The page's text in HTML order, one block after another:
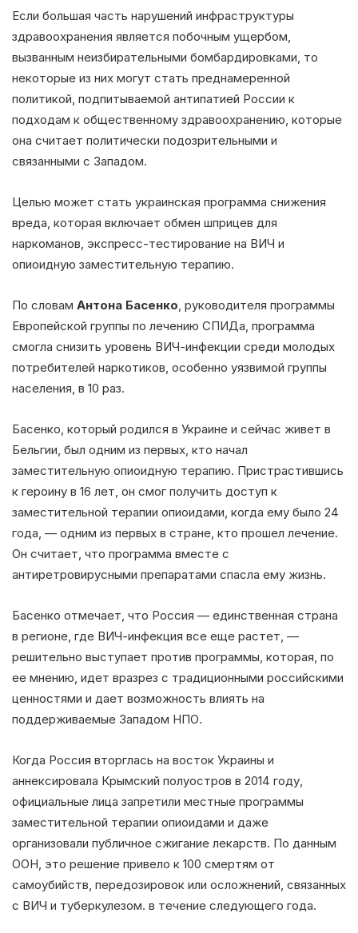
Если большая часть нарушений инфраструктуры
здравоохранения является побочным ущербом,
вызванным неизбирательными бомбардировками, то
некоторые из них могут стать преднамеренной
политикой, подпитываемой антипатией России к
подходам к общественному здравоохранению, которые
она считает политически подозрительными и
связанными с Западом.
Целью может стать украинская программа снижения
вреда, которая включает обмен шприцев для
наркоманов, экспресс-тестирование на ВИЧ и
опиоидную заместительную терапию.
По словам Антона Басенко , руководителя программы
Европейской группы по лечению СПИДа, программа
смогла снизить уровень ВИЧ-инфекции среди молодых
потребителей наркотиков, особенно уязвимой группы
населения, в 10 раз.
Басенко, который родился в Украине и сейчас живет в
Бельгии, был одним из первых, кто начал
заместительную опиоидную терапию. Пристрастившись
к героину в 16 лет, он смог получить доступ к
заместительной терапии опиоидами, когда ему было 24
года, — одним из первых в стране, кто прошел лечение.
Он считает, что программа вместе с
антиретровирусными препаратами спасла ему жизнь.
Басенко отмечает, что Россия — единственная страна
в регионе, где ВИЧ-инфекция все еще растет, —
решительно выступает против программы, которая, по
ее мнению, идет вразрез с традиционными российскими
ценностями и дает возможность влиять на
поддерживаемые Западом НПО.
Когда Россия вторглась на восток Украины и
аннексировала Крымский полуостров в 2014 году,
официальные лица запретили местные программы
заместительной терапии опиоидами и даже
организовали публичное сжигание лекарств. По данным
ООН, это решение привело к 100 смертям от
самоубийств, передозировок или осложнений, связанных
с ВИЧ и туберкулезом. в течение следующего года.